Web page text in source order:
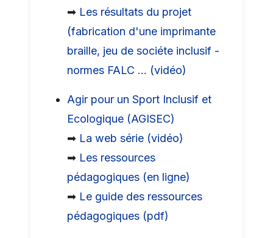
➡ Les résultats du projet
(fabrication d'une imprimante
braille, jeu de sociéte inclusif -
normes FALC ... (vidéo)
Agir pour un Sport Inclusif et
Ecologique (AGISEC)
➡ La web série (vidéo)
➡ Les ressources
pédagogiques (en ligne)
➡ Le guide des ressources
pédagogiques (pdf)